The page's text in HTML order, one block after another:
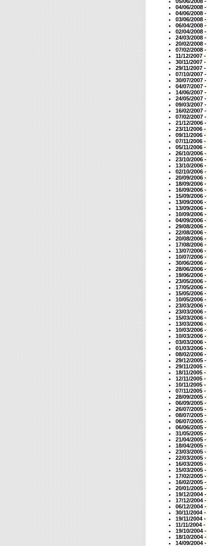
04/06/2008 -
04/06/2008 -
03/06/2008 -
06/04/2008 -
02/04/2008 -
24/03/2008 -
20/02/2008 -
07/02/2008 -
11/12/2007 -
30/11/2007 -
29/11/2007 -
07/10/2007 -
30/07/2007 -
04/07/2007 -
14/06/2007 -
24/05/2007 -
09/03/2007 -
16/02/2007 -
07/02/2007 -
21/12/2006 -
23/11/2006 -
09/11/2006 -
07/11/2006 -
05/11/2006 -
26/10/2006 -
23/10/2006 -
13/10/2006 -
02/10/2006 -
20/09/2006 -
18/09/2006 -
16/09/2006 -
15/09/2006 -
13/09/2006 -
13/09/2006 -
10/09/2006 -
04/09/2006 -
29/08/2006 -
22/08/2006 -
20/08/2006 -
17/08/2006 -
13/07/2006 -
10/07/2006 -
30/06/2006 -
28/06/2006 -
19/06/2006 -
23/05/2006 -
17/05/2006 -
15/05/2006 -
10/05/2006 -
23/03/2006 -
23/03/2006 -
15/03/2006 -
13/03/2006 -
10/03/2006 -
10/03/2006 -
03/03/2006 -
01/03/2006 -
08/02/2006 -
29/12/2005 -
29/11/2005 -
18/11/2005 -
12/11/2005 -
10/11/2005 -
07/11/2005 -
28/09/2005 -
06/09/2005 -
26/07/2005 -
08/07/2005 -
06/07/2005 -
06/06/2005 -
31/05/2005 -
21/04/2005 -
18/04/2005 -
23/03/2005 -
22/03/2005 -
16/03/2005 -
15/03/2005 -
17/02/2005 -
16/02/2005 -
20/01/2005 -
19/12/2004 -
17/12/2004 -
06/12/2004 -
30/11/2004 -
19/11/2004 -
11/11/2004 -
19/10/2004 -
18/10/2004 -
14/09/2004 -